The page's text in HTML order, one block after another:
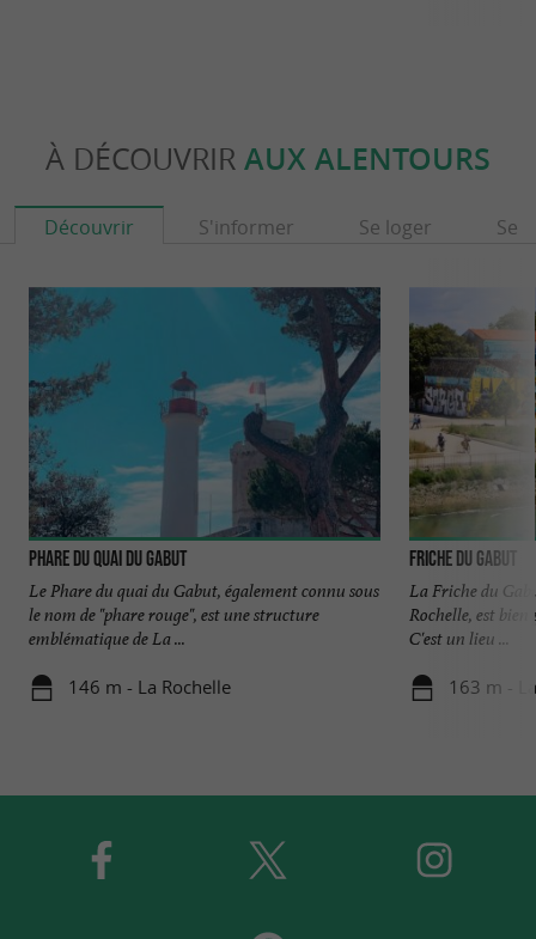
À DÉCOUVRIR AUX ALENTOURS
Découvrir S'informer Se loger Se
Phare du quai du Gabut
Le Phare du quai du Gabut, également connu sous
le nom de "phare rouge", est une structure
emblématique de La ...
146 m - La Rochelle
Friche du Gabut
La Friche du
Rochelle, est
C'est un lieu ...
163 m -